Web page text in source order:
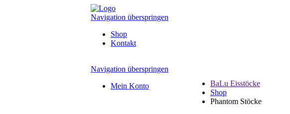
Navigation überspringen
Shop
Kontakt
Navigation überspringen
Mein Konto
BaLu Eisstöcke
Shop
Phantom Stöcke